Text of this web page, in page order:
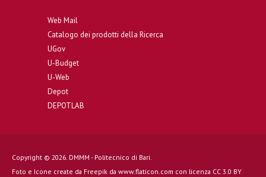
Web Mail
Catalogo dei prodotti della Ricerca
UGov
U-Budget
U-Web
Depot
DEPOTLAB
Copyright © 2026. DMMM - Politecnico di Bari.
Foto e Icone create da Freepik da www.flaticon.com con licenza CC 3.0 BY